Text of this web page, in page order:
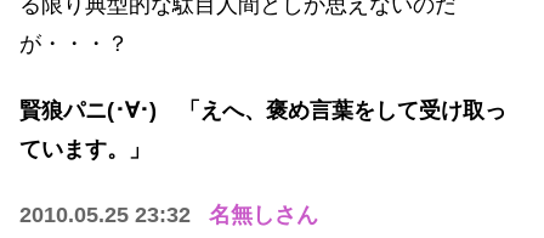
る限り典型的な駄目人間としか思えないのだ
が・・・？
賢狼パニ(･∀･) 「えへ、褒め言葉をして受け取っ
ています。」
2010.05.25 23:32 名無しさん